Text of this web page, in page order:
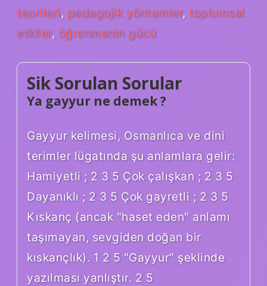
teorileri, pedagojik yöntemler, toplumsal
etkiler, öğrenmenin gücü
Sik Sorulan Sorular
Ya gayyur ne demek ?
Gayyur kelimesi, Osmanlıca ve dini
terimler lügatında şu anlamlara gelir:
Hamiyetli ; 2 3 5 Çok çalışkan ; 2 3 5
Dayanıklı ; 2 3 5 Çok gayretli ; 2 3 5
Kıskanç (ancak "haset eden" anlamı
taşımayan, sevgiden doğan bir
kıskançlık). 1 2 5 "Gayyur" şeklinde
yazılması yanlıştır. 2 5